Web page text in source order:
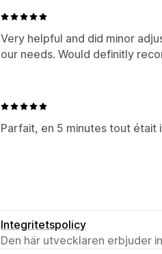
Very helpful and did minor
our needs. Would definitly
Parfait, en 5 minutes tout était
Integritetspolicy
Den här utvecklaren erbjuder